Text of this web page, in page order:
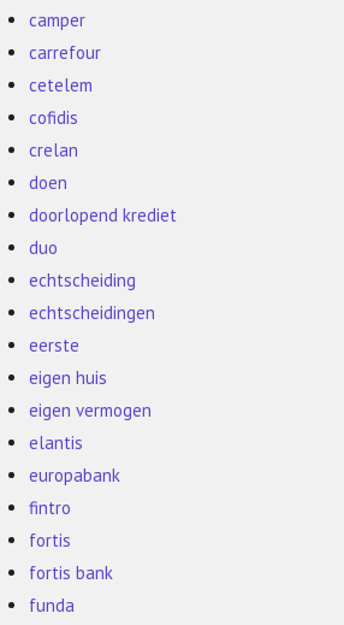
camper
carrefour
cetelem
cofidis
crelan
doen
doorlopend krediet
duo
echtscheiding
echtscheidingen
eerste
eigen huis
eigen vermogen
elantis
europabank
fintro
fortis
fortis bank
funda